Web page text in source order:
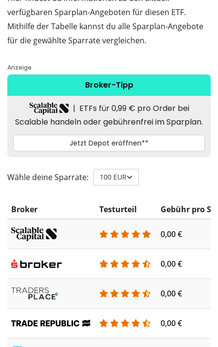
verfügbaren Sparplan-Angeboten für diesen ETF.
Mithilfe der Tabelle kannst du alle Sparplan-Angebote
für die gewählte Sparrate vergleichen.
Wähle deine Sparrate: 100 EUR
Broker Testurteil Gebühr pro
0,00 €
0,00 €
0,00 €
0,00 €